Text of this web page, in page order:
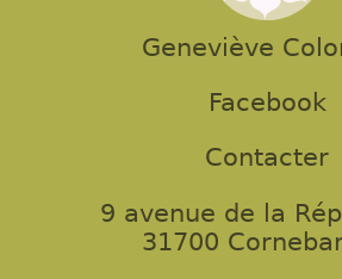
Geneviève
Facebook
Contacter
9 avenue de la
31700